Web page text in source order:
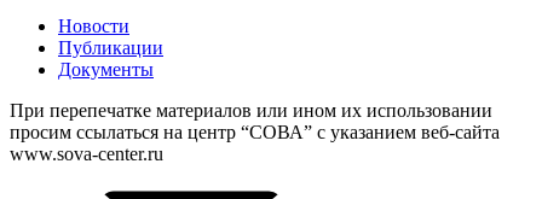
Новости
Публикации
Документы
При перепечатке материалов или ином их использовании
просим ссылаться на центр “СОВА” с указанием веб-сайта
www.sova-center.ru